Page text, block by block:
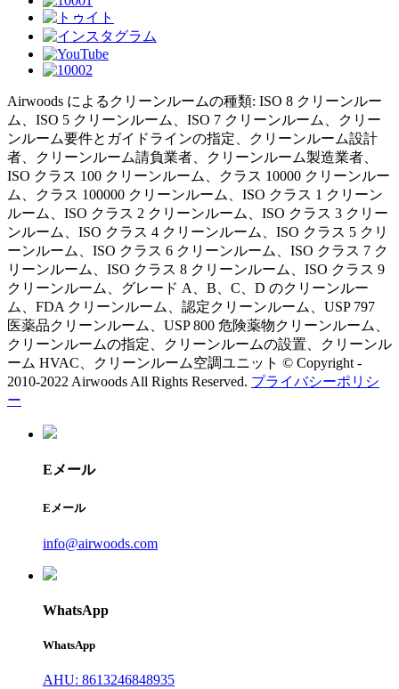
Airwoods によるクリーンルームの種類: ISO 8 クリーンルー
ム、ISO 5 クリーンルーム、ISO 7 クリーンルーム、クリー
ンルーム要件とガイドラインの指定、クリーンルーム設計
者、クリーンルーム請負業者、クリーンルーム製造業者、
ISO クラス 100 クリーンルーム、クラス 10000 クリーンルー
ム、クラス 100000 クリーンルーム、ISO クラス 1 クリーン
ルーム、ISO クラス 2 クリーンルーム、ISO クラス 3 クリー
ンルーム、ISO クラス 4 クリーンルーム、ISO クラス 5 クリ
ーンルーム、ISO クラス 6 クリーンルーム、ISO クラス 7 ク
リーンルーム、ISO クラス 8 クリーンルーム、ISO クラス 9
クリーンルーム、グレード A、B、C、D のクリーンルー
ム、FDA クリーンルーム、認定クリーンルーム、USP 797
医薬品クリーンルーム、USP 800 危険薬物クリーンルーム、
クリーンルームの指定、クリーンルームの設置、クリーンル
ーム HVAC、クリーンルーム空調ユニット © Copyright -
2010-2022 Airwoods All Rights Reserved. プライバシーポリシ
ー
Eメール
Eメール
info@airwoods.com
WhatsApp
WhatsApp
AHU: 8613246848935